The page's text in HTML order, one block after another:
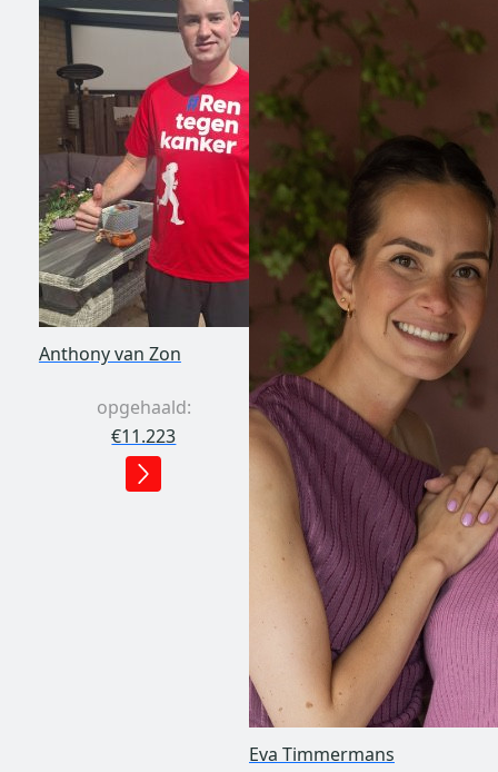
Anthony van Zon
opgehaald:
€11.223
Eva Timmermans